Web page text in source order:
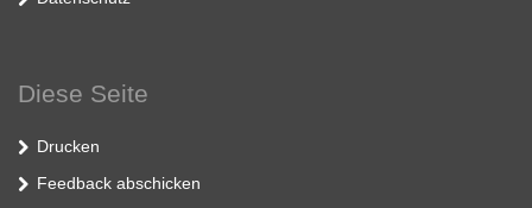
Diese Seite
Drucken
Feedback abschicken